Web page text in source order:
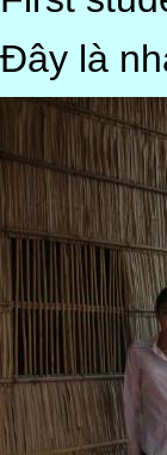
Đây là